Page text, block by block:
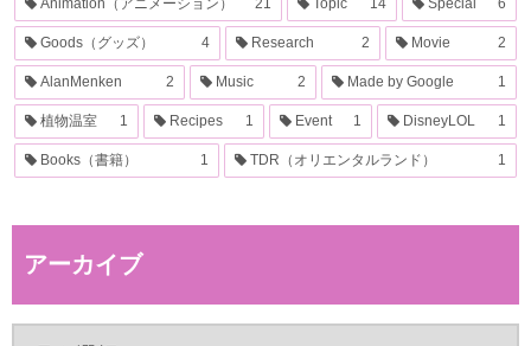
Goods（グッズ） 4 Research 2 Movie 2
AlanMenken 2 Music 2 Made by Google 1
植物温室 1 Recipes 1 Event 1 DisneyLOL 1
Books（書籍） 1 TDR（オリエンタルランド） 1
アーカイブ